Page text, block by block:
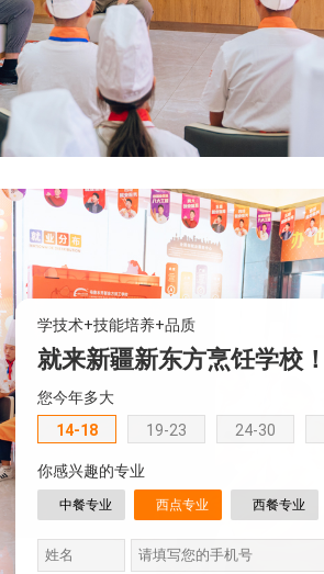
学技术+技能培养+品质
就来新疆新东方烹饪学校！
您今年多大
14-18
19-23 24-30
你感兴趣的专业
中餐专业 西点专业 西餐专业